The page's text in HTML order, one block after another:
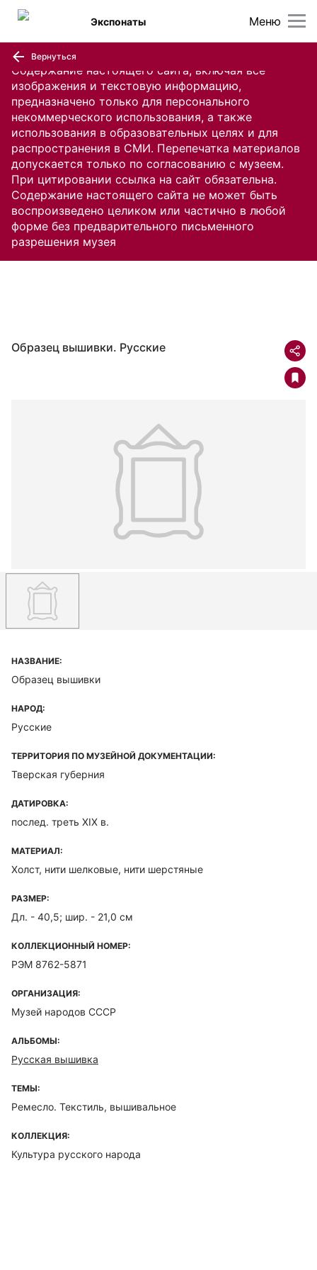
Содержание настоящего сайта, включая все
изображения и текстовую информацию,
предназначено только для персонального
некоммерческого использования, а также
использования в образовательных целях и для
распространения в СМИ. Перепечатка материалов
допускается только по согласованию с музеем.
При цитировании ссылка на сайт обязательна.
Содержание настоящего сайта не может быть
воспроизведено целиком или частично в любой
форме без предварительного письменного
разрешения музея
Меню
Экспонаты
Вернуться
Образец вышивки. Русские
НАЗВАНИЕ:
Образец вышивки
НАРОД:
Русские
ТЕРРИТОРИЯ ПО МУЗЕЙНОЙ ДОКУМЕНТАЦИИ:
Тверская губерния
ДАТИРОВКА:
послед. треть XIX в.
МАТЕРИАЛ:
Холст, нити шелковые, нити шерстяные
РАЗМЕР:
Дл. - 40,5; шир. - 21,0 см
КОЛЛЕКЦИОННЫЙ НОМЕР:
РЭМ 8762-5871
ОРГАНИЗАЦИЯ:
Музей народов СССР
АЛЬБОМЫ:
Русская вышивка
ТЕМЫ:
Ремесло. Текстиль, вышивальное
КОЛЛЕКЦИЯ:
Культура русского народа